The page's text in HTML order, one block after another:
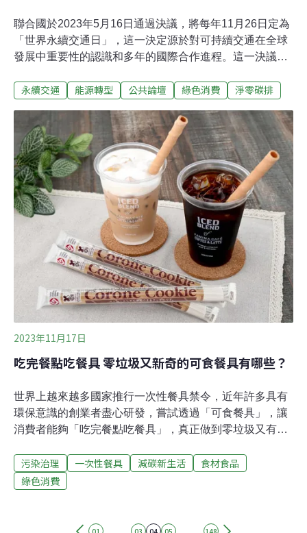
聯合國於2023年5月16日通過決議，將每年11月26日定為
「世界永續交通日」，這一決定源於對可持續交通在全球
發展中重要性的認識和多年的國際合作進程。這一決議延
2016年和2021年聯合國全球永續交通大會的成果。特別是
因而被選為象徵性的紀念日，以凸顯永續交通對全球發展
的貢獻。在該決議文中，強調將從下列兩大面向推動永續
交通：聯合國藉由訂定年度永續交通日，展示了對於實現
更加永續未來的堅定承諾。永續交通就是Vision Zero 與
Net Zero於2015年通過的聯合國永續發展目標中，在第九
項「產業、創新與基礎設施」目標以及第11項「永續城鎮
與社區」中均有提及運輸議題，前者強調農村地區聯外道
路的可及性，後者則以公共交通的可及性，特別是脆弱族
群是否可便利使用公共交通為關注的焦點。但若仔細疏理
永續交通 能源轉型 公共論壇 綠色消費 淨零碳排
2023年11月17日
吃完餐點吃餐具 零垃圾又新奇的可食餐具有哪些？
世界上越來越多國家推行一次性餐具禁令，近年許多具有
環保意識的創業者盡心研發，嘗試透過「可食餐具」，讓
消費者能夠「吃完餐點吃餐具」，真正做到零垃圾又有趣
用名單，超商等八大類場所不得使用PLA免洗餐具。PLA
號稱「生物可分解塑膠」，實際上需要在特定環境中才能
多，PLA餐具的例子卻說明了要兼具方便與環保並非易
污染治理 一次性餐具 減碳新生活
食材食品
綠色消費